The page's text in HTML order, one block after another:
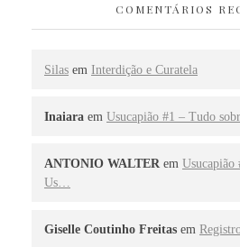
COMENTÁRIOS
Silas em Interdição e Curatela
Inaiara em Usucapião #1 – Tudo
ANTONIO WALTER em Usucapião
Us…
Giselle Coutinho Freitas em